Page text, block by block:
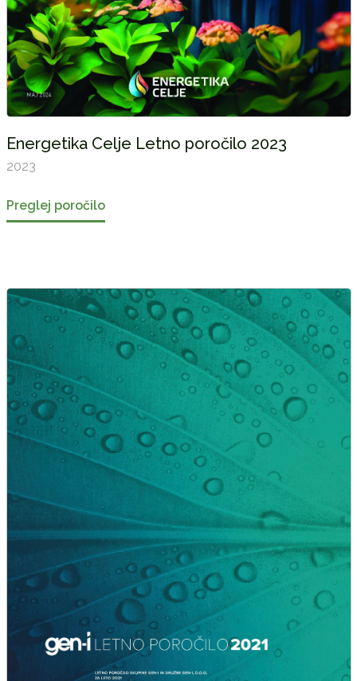
Energetika Celje Letno poročilo 2023
2023
Preglej poročilo